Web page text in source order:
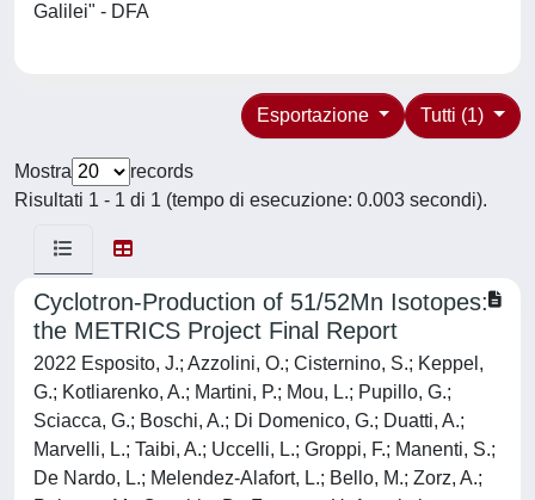
Galilei" - DFA
Tutti (1)
Esportazione
Mostra
records
Risultati 1 - 1 di 1 (tempo di esecuzione: 0.003 secondi).
Cyclotron-Production of 51/52Mn Isotopes:
the METRICS Project Final Report
2022 Esposito, J.; Azzolini, O.; Cisternino, S.; Keppel,
G.; Kotliarenko, A.; Martini, P.; Mou, L.; Pupillo, G.;
Sciacca, G.; Boschi, A.; Di Domenico, G.; Duatti, A.;
Marvelli, L.; Taibi, A.; Uccelli, L.; Groppi, F.; Manenti, S.;
De Nardo, L.; Melendez-Alafort, L.; Bello, M.; Zorz, A.;